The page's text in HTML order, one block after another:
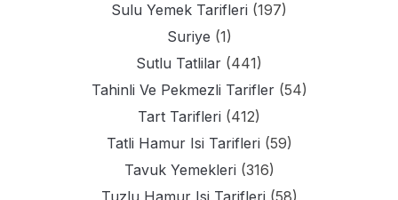
Sulu Yemek Tarifleri (197)
Suriye (1)
Sutlu Tatlilar (441)
Tahinli Ve Pekmezli Tarifler(54)
Tart Tarifleri (412)
Tatli Hamur Isi Tarifleri (59)
Tavuk Yemekleri (316)